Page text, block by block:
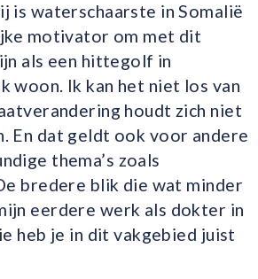
is waterschaarste in Somalië
motivator om met dit
als een hittegolf in
woon. Ik kan het niet los van
houdt zich niet
En dat geldt ook voor andere
thema’s zoals
bredere blik die wat minder
eerdere werk als dokter in
heb je in dit vakgebied juist